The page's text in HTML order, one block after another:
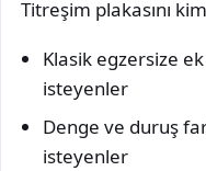
Titreşim plakasını
Klasik egzersize
isteyenler
Denge ve duruş
isteyenler